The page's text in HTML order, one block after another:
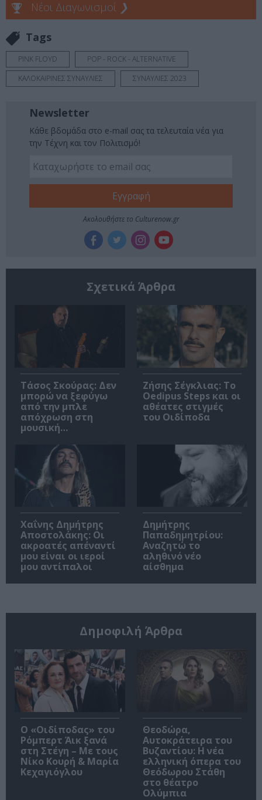
Νέοι Διαγωνισμοί ❯
Tags
PINK FLOYD
POP - ROCK - ALTERNATIVE
ΚΑΛΟΚΑΙΡΙΝΕΣ ΣΥΝΑΥΛΙΕΣ
ΣΥΝΑΥΛΙΕΣ 2023
Newsletter
Κάθε βδομάδα στο e-mail σας τα τελευταία νέα για
την Τέχνη και τον Πολιτισμό!
Ακολουθήστε το Culturenow.gr
Σχετικά Άρθρα
Τάσος Σκούρας: Δεν
μπορώ να ξεφύγω
από την μπλε
απόχρωση στη
μουσική…
Ζήσης Σέγκλιας: Το
Oedipus Steps και οι
αθέατες στιγμές
του Οιδίποδα
Χαΐνης Δημήτρης
Αποστολάκης: Οι
ακροατές απέναντί
μου είναι οι ιεροί
μου αντίπαλοι
Δημήτρης
Παπαδημητρίου:
Αναζητώ το
αληθινό νέο
αίσθημα
Δημοφιλή Άρθρα
O «Οιδίποδας» του
Ρόμπερτ Άικ ξανά
στη Στέγη – Με τους
Νίκο Κουρή & Μαρία
Κεχαγιόγλου
Θεοδώρα,
Αυτοκράτειρα του
Βυζαντίου: Η νέα
ελληνική όπερα του
Θεόδωρου Στάθη
στο θέατρο
Ολύμπια